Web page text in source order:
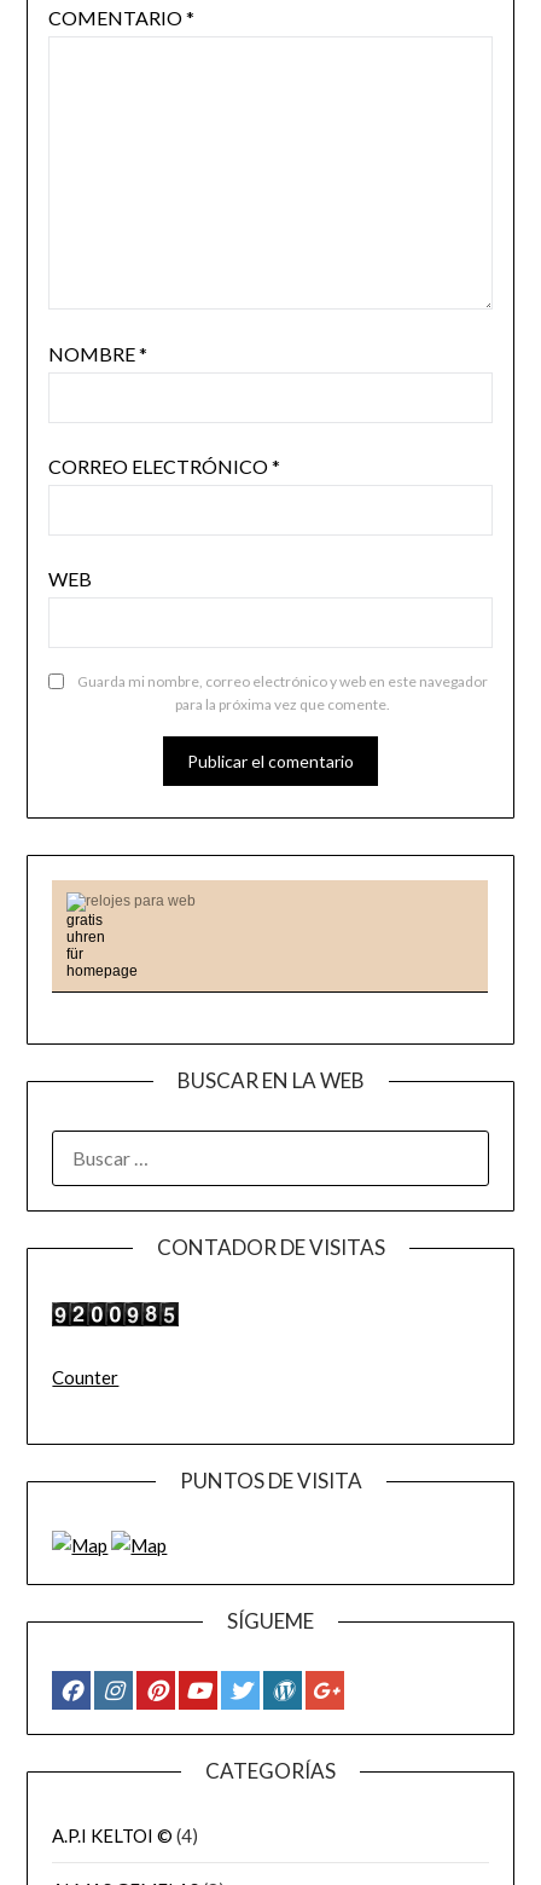
COMENTARIO*
NOMBRE*
CORREO ELECTRÓNICO*
WEB
Guarda mi nombre, correo electrónico y web en este navegador
para la próxima vez que comente.
relojes para web
BUSCAR EN LA WEB
CONTADOR DE VISITAS
Counter
PUNTOS DE VISITA
SÍGUEME
CATEGORÍAS
A.P.I KELTOI © (4)